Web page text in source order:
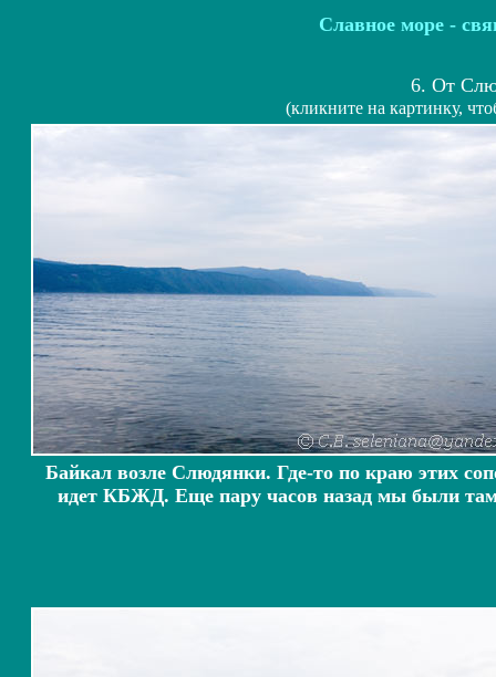
Славное море -
6. От
(кликните на картинку,
Байкал возле Слюдянки. Где-то по краю этих
идет КБЖД. Еще пару часов назад мы были